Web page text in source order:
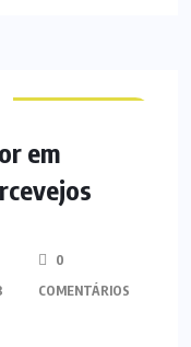
em
0
COMENTÁRIOS